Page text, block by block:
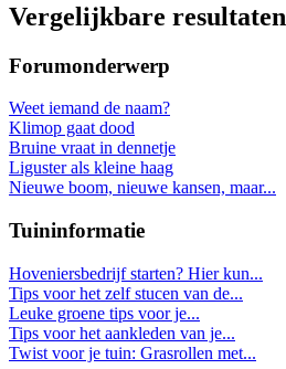
Vergelijkbare resultaten
Forumonderwerp
Weet iemand de naam?
Klimop gaat dood
Bruine vraat in dennetje
Liguster als kleine haag
Nieuwe boom, nieuwe kansen, maar...
Tuininformatie
Hoveniersbedrijf starten? Hier kun...
Tips voor het zelf stucen van de...
Leuke groene tips voor je...
Tips voor het aankleden van je...
Twist voor je tuin: Grasrollen met...